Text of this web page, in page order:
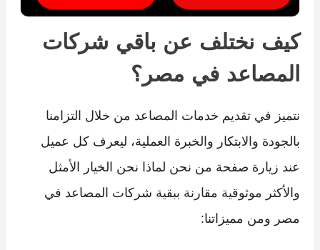
كيف نختلف عن باقي شركات
المصاعد في مصر؟
نتميز في تقديم خدمات المصاعد من خلال التزامنا
بالجودة والابتكار والخبرة العملية، ليعرف كل عميل
عند زيارة صفحة من نحن لماذا نحن الخيار الأمثل
والأكثر موثوقية مقارنة ببقية شركات المصاعد في
مصر ومن مميزاتنا: